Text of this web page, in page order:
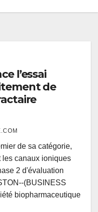
l’essai
de
de sa catégorie,
les canaux ioniques
2 d'évaluation
(BUSINESS
biopharmaceutique